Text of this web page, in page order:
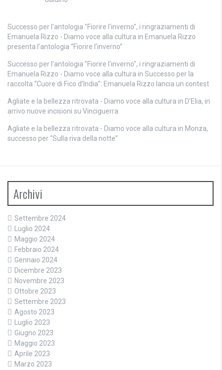
Successo per l'antologia "Fiorire l'inverno", i ringraziamenti di
Emanuela Rizzo - Diamo voce alla cultura in Emanuela Rizzo
presenta l’antologia “Fiorire l’inverno”
Successo per l'antologia "Fiorire l'inverno", i ringraziamenti di
Emanuela Rizzo - Diamo voce alla cultura in Successo per la
raccolta “Cuore di Fico d’India”: Emanuela Rizzo lancia un contest
Agliate e la bellezza ritrovata - Diamo voce alla cultura in D’Elia, in
arrivo nuove incisioni su Vinciguerra
Agliate e la bellezza ritrovata - Diamo voce alla cultura in Monza,
successo per “Sulla riva della notte”
Archivi
Settembre 2024
Luglio 2024
Maggio 2024
Febbraio 2024
Gennaio 2024
Dicembre 2023
Novembre 2023
Ottobre 2023
Settembre 2023
Agosto 2023
Luglio 2023
Giugno 2023
Maggio 2023
Aprile 2023
Marzo 2023